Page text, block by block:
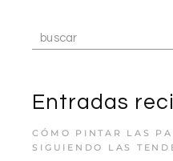
Entradas
CÓMO PINTAR LAS
SIGUIENDO LAS